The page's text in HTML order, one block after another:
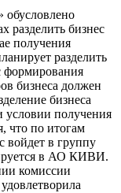
обусловлено
разделить бизнес
получения
разделить
бизнеса должен
бизнеса
условии получения
что по итогам
войдет в группу
в АО КИВИ.
комиссии